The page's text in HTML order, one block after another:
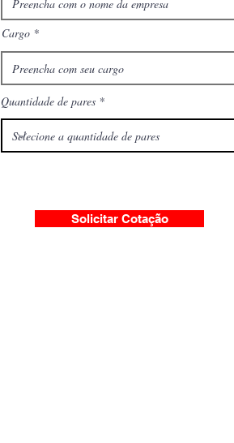
Cargo
Quantidade de pares
Solicitar Cotação